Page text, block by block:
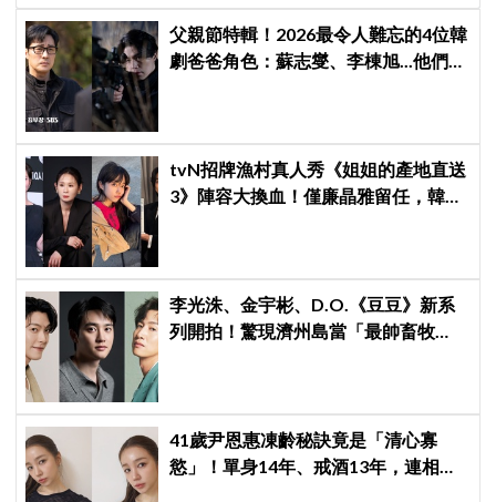
父親節特輯！2026最令人難忘的4位韓
劇爸爸角色：蘇志燮、李棟旭...他們連
tvN招牌漁村真人秀《姐姐的產地直送
3》陣容大換血！僅廉晶雅留任，韓媒
李光洙、金宇彬、D.O.《豆豆》新系
列開拍！驚現濟州島當「最帥畜牧
41歲尹恩惠凍齡秘訣竟是「清心寡
慾」！單身14年、戒酒13年，連相親